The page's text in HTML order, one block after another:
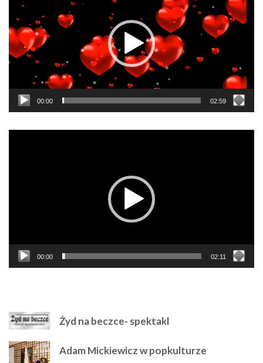
00:00 02:59
00:00 02:11
Żyd na beczce- spektakl
Adam Mickiewicz w popkulturze